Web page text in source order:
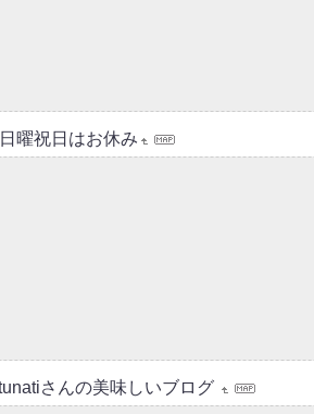
曜祝日はお休み
さんの美味しいブログ